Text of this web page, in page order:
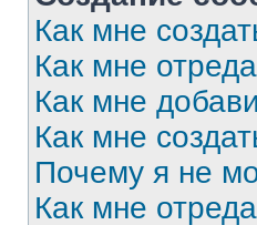
Как мне
Как мне
Как мне
Как мне
Почему я не
Как мне